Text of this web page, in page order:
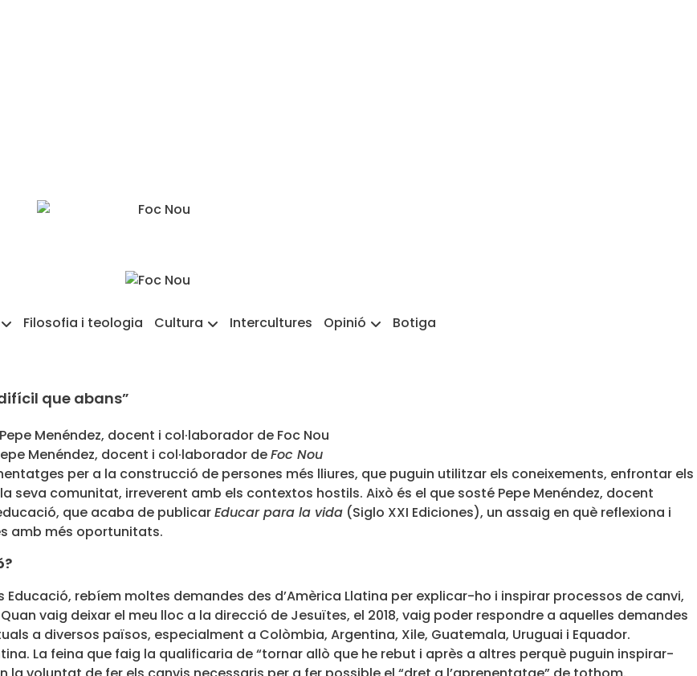
Filosofia i teologia Cultura Intercultures Opinió Botiga
que abans”
Menéndez, docent i col·laborador deFoc Nou
per a la construcció de persones més lliures, que puguin utilitzar els coneixements, enfrontar els
seva comunitat, irreverent amb els contextos hostils. Això és el que sosté Pepe Menéndez, docent
que acaba de publicarEducar para la vida (Siglo XXI Ediciones), un assaig en què reflexiona i
amb més oportunitats.
rebíem moltes demandes des d’Amèrica Llatina per explicar-ho i inspirar processos de canvi,
vaig deixar el meu lloc a la direcció de Jesuïtes, el 2018, vaig poder respondre a aquelles demandes
a diversos països, especialment a Colòmbia, Argentina, Xile, Guatemala, Uruguai i Equador.
La feina que faig la qualificaria de “tornar allò que he rebut i après a altres perquè puguin inspirar-